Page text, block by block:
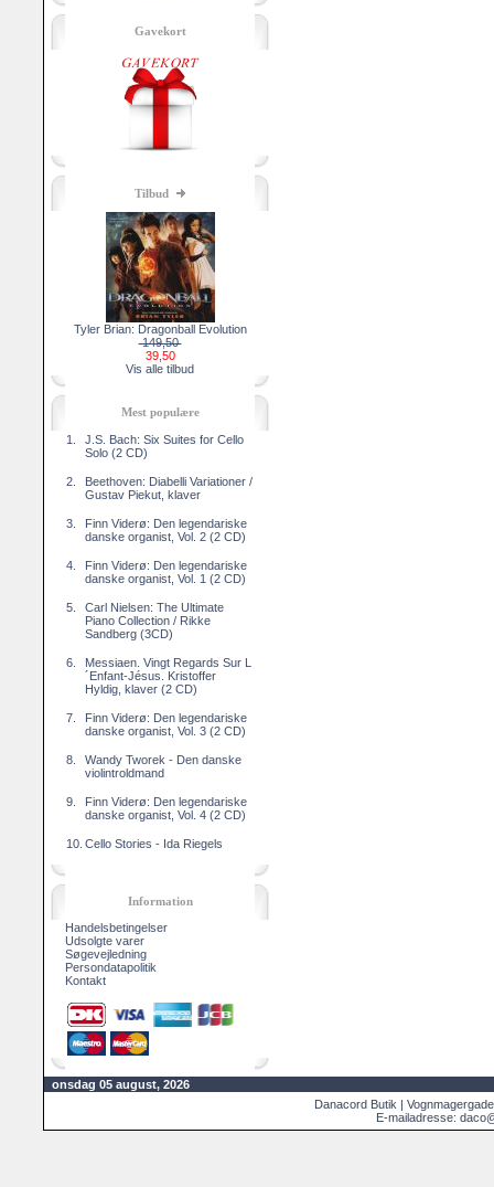
Gavekort
Tilbud
Tyler Brian: Dragonball Evolution
149,50
39,50
Vis alle tilbud
Mest populære
1.
J.S. Bach: Six Suites for Cello
Solo (2 CD)
2.
Beethoven: Diabelli Variationer /
Gustav Piekut, klaver
3.
Finn Viderø: Den legendariske
danske organist, Vol. 2 (2 CD)
4.
Finn Viderø: Den legendariske
danske organist, Vol. 1 (2 CD)
5.
Carl Nielsen: The Ultimate
Piano Collection / Rikke
Sandberg (3CD)
6.
Messiaen. Vingt Regards Sur L
´Enfant-Jésus. Kristoffer
Hyldig, klaver (2 CD)
7.
Finn Viderø: Den legendariske
danske organist, Vol. 3 (2 CD)
8.
Wandy Tworek - Den danske
violintroldmand
9.
Finn Viderø: Den legendariske
danske organist, Vol. 4 (2 CD)
10. Cello Stories - Ida Riegels
Information
Handelsbetingelser
Udsolgte varer
Søgevejledning
Persondatapolitik
Kontakt
onsdag 05 august, 2026
Danacord Butik |
E-mailadresse: